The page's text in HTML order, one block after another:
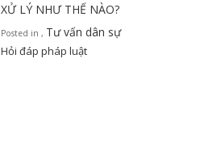
XỬ LÝ NHƯ THẾ NÀO?
Posted in
Hỏi đáp pháp luật
, Tư vấn dân sự